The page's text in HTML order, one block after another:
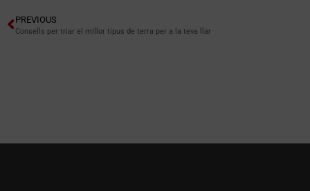
PREVIOUS
Consells per triar el millor tipus de terra per a la teva llar